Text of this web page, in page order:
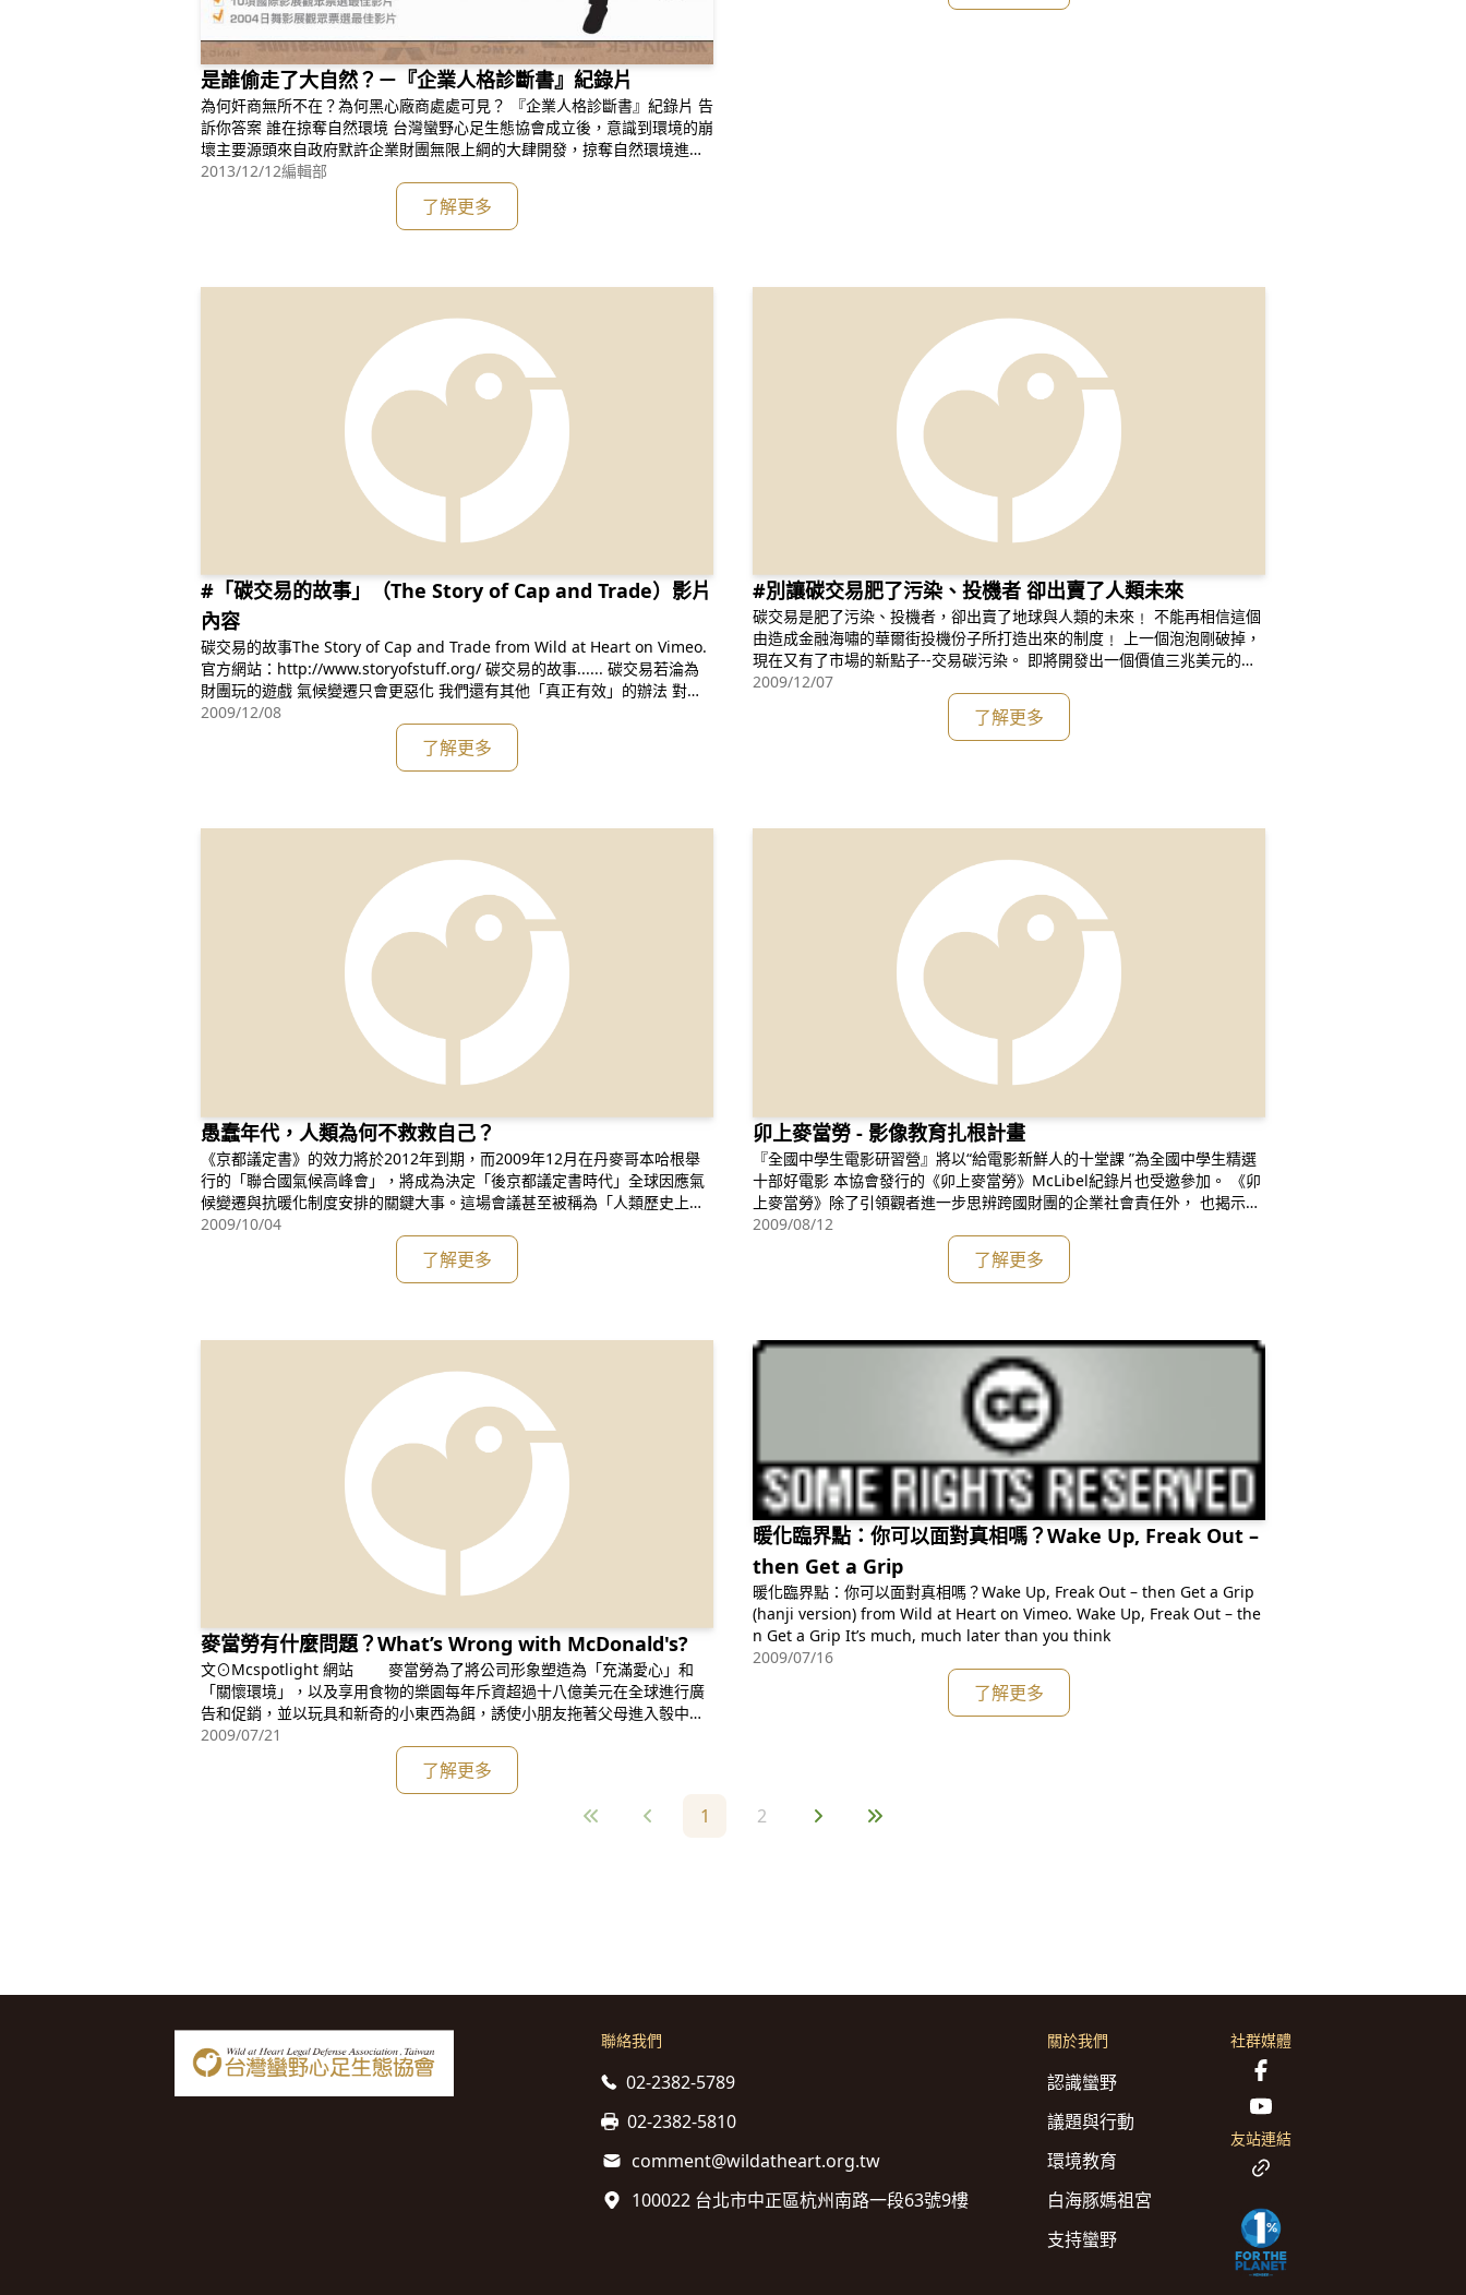
是誰偷走了大自然？－『企業人格診斷書』紀錄片
為何奸商無所不在？為何黑心廠商處處可見？ 『企業人格診斷書』紀錄片 告
訴你答案 誰在掠奪自然環境 台灣蠻野心足生態協會成立後，意識到環境的崩
壞主要源頭來自政府默許企業財團無限上綱的大肆開發，掠奪自然環境進行
牟利，並透過政策變相取得補貼。2004年本協會創辦人文魯彬先生透過影展
訊息看到「企業人格診斷書（The Corporation）」這部紀錄片的介紹，找
2013/12/12編輯部
了解更多
#「碳交易的故事」（The Story of Cap and Trade）影片
內容
碳交易的故事The Story of Cap and Trade from Wild at Heart on Vimeo.
官方網站：http://www.storyofstuff.org/ 碳交易的故事...... 碳交易若淪為
財團玩的遊戲 氣候變遷只會更惡化 我們還有其他「真正有效」的辦法 對抗
2009/12/08
了解更多
#別讓碳交易肥了污染、投機者 卻出賣了人類未來
碳交易是肥了污染、投機者，卻出賣了地球與人類的未來﹗ 不能再相信這個
由造成金融海嘯的華爾街投機份子所打造出來的制度﹗ 上一個泡泡剛破掉，
現在又有了市場的新點子--交易碳污染。 即將開發出一個價值三兆美元的新
泡泡， 但是當這個泡泡破掉時，它不只會搞垮我們的股票投資，還可能會毀
2009/12/07
了解更多
愚蠢年代，人類為何不救救自己？
《京都議定書》的效力將於2012年到期，而2009年12月在丹麥哥本哈根舉
行的「聯合國氣候高峰會」，將成為決定「後京都議定書時代」全球因應氣
候變遷與抗暖化制度安排的關鍵大事。這場會議甚至被稱為「人類歷史上最
重要的一場會議」。9月22日聯合國秘書長潘基文在紐約召集超過百位國家
元首，進行氣候變化高峰會，為年底的哥本哈根氣候變化會議奠定基礎。中
美兩國溫室氣體排放量共佔全球40%，但各持已開發與開發中
2009/10/04
了解更多
卯上麥當勞 - 影像教育扎根計畫
『全國中學生電影研習營』將以“給電影新鮮人的十堂課 ”為全國中學生精選
十部好電影 本協會發行的《卯上麥當勞》McLibel紀錄片也受邀參加。 《卯
上麥當勞》除了引領觀者進一步思辨跨國財團的企業社會責任外， 也揭示平
凡人如何憑藉一己之力，扭轉世界，為社會正義發聲。 觀影場次表 09/26
(六)下午13:00~17:00 國立台南一中(國際會議廳)
2009/08/12
了解更多
麥當勞有什麼問題？What’s Wrong with McDonald's?
文⊙Mcspotlight 網站 麥當勞為了將公司形象塑造為「充滿愛心」和
「關懷環境」，以及享用食物的樂園每年斥資超過十八億美元在全球進行廣
告和促銷，並以玩具和新奇的小東西為餌，誘使小朋友拖著父母進入彀中。
但在「麥當勞叔叔」笑臉的背後，卻存在著醜陋的事實：就像所有的跨國企
業一樣，麥當勞所關心的，只是金錢，只是如何竭盡所能吸引顧客，賣出產
品，創造利潤。麥當勞在其年報中談論到「全球優勢」（
2009/07/21
了解更多
暖化臨界點：你可以面對真相嗎？Wake Up, Freak Out –
then Get a Grip
暖化臨界點：你可以面對真相嗎？Wake Up, Freak Out – then Get a Grip
(hanji version) from Wild at Heart on Vimeo. Wake Up, Freak Out – the
n Get a Grip It’s much, much later than you think
2009/07/16
了解更多
1 2
聯絡我們
02-2382-5789
02-2382-5810
comment@wildatheart.org.tw
100022 台北市中正區杭州南路一段63號9樓
關於我們
認識蠻野
議題與行動
環境教育
白海豚媽祖宮
支持蠻野
社群媒體
友站連結